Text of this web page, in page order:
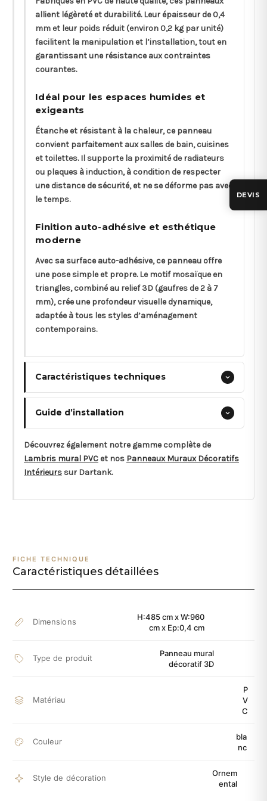
allient légèreté et durabilité. Leur épaisseur de 0,4
mm et leur poids réduit (environ 0,2 kg par unité)
facilitent la manipulation et l’installation, tout en
garantissant une résistance aux contraintes
courantes.
Idéal pour les espaces humides et
exigeants
Étanche et résistant à la chaleur, ce panneau
convient parfaitement aux salles de bain, cuisines
et toilettes. Il supporte la proximité de radiateurs
ou plaques à induction, à condition de respecter
une distance de sécurité, et ne se déforme pas avec
le temps.
Finition auto-adhésive et esthétique
moderne
Avec sa surface auto-adhésive, ce panneau offre
une pose simple et propre. Le motif mosaïque en
triangles, combiné au relief 3D (gaufres de 2 à 7
mm), crée une profondeur visuelle dynamique,
adaptée à tous les styles d’aménagement
contemporains.
Caractéristiques techniques
Guide d’installation
Découvrez également notre gamme complète de
Lambris mural PVC et nos Panneaux Muraux Décoratifs
Intérieurs sur Dartank.
FICHE TECHNIQUE
Caractéristiques détaillées
Dimensions
H:485 cm x W:960
cm x Ep:0,4 cm
Type de produit
Panneau mural
décoratif 3D
Matériau
P
V
C
Couleur
bla
nc
Style de décoration
Ornem
ental
DEVIS